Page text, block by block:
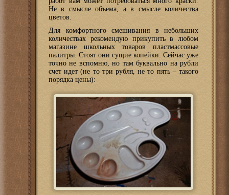
Не в смысле объема, а в смысле количества
цветов.
Для комфортного смешивания в небольших
количествах рекомендую прикупить в любом
магазине школьных товаров пластмассовые
палитры. Стоят они сущие копейки. Сейчас уже
точно не вспомню, но там буквально на рубли
счет идет (не то три рубля, не то пять – такого
порядка цены):